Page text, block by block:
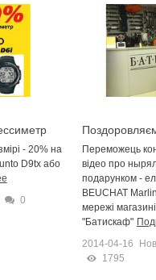
- 20% на
D9tx або
0
відеоконкурсу
Переможець
відео про
подарунком -
BEUCHAT
мережі
"Батискаф"
2014-04-16
1795